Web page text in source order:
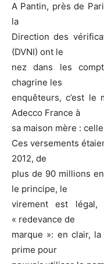
A Pantin, près de
la
Direction des
(DVNI) ont le
nez dans les
chagrine les
enquêteurs, c’est le
Adecco France à
sa maison mère :
Ces versements
2012, de
plus de 90 millions
le principe, le
virement est
« redevance de
marque »: en clair,
prime pour